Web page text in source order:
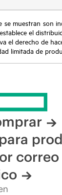
se muestran son
el
el derecho de
limitada de
correo